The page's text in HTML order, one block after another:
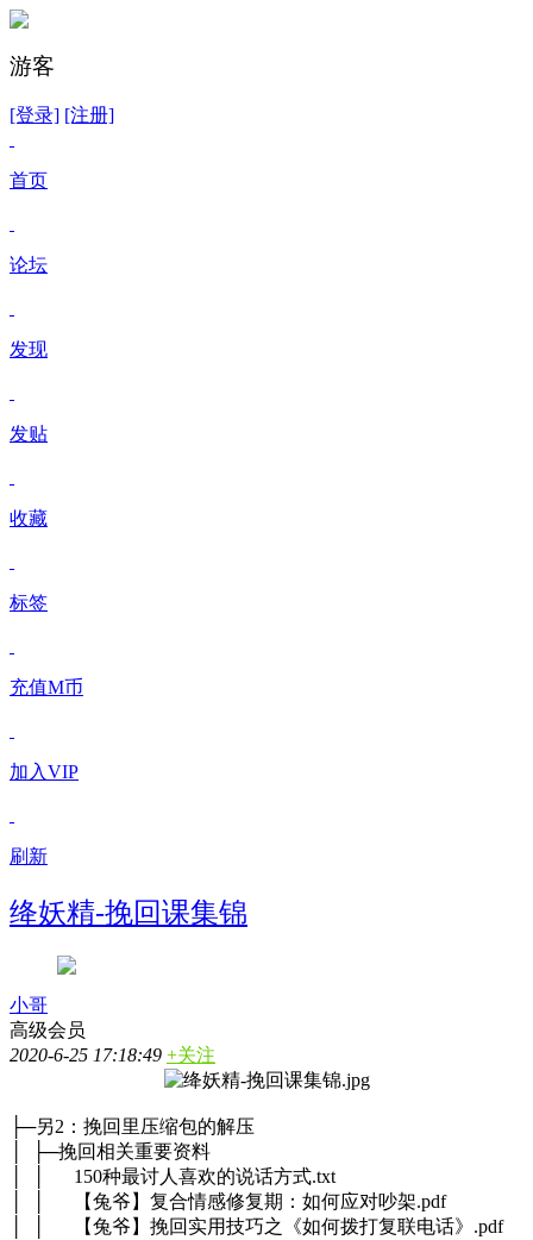
游客
[登录] [注册]
首页
论坛
发现
发贴
收藏
标签
充值M币
加入VIP
刷新
绛妖精-挽回课集锦
小哥
高级会员
2020-6-25 17:18:49 +关注
├─另2：挽回里压缩包的解压
│ ├─挽回相关重要资料
│ │ 150种最讨人喜欢的说话方式.txt
│ │ 【兔爷】复合情感修复期：如何应对吵架.pdf
│ │ 【兔爷】挽回实用技巧之《如何拨打复联电话》.pdf